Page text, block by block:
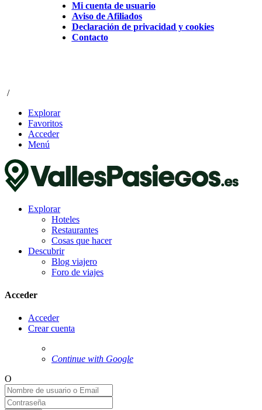
Mi cuenta de usuario
Aviso de Afiliados
Declaración de privacidad y cookies
Contacto
/
Explorar
Favoritos
Acceder
Menú
Explorar
Hoteles
Restaurantes
Cosas que hacer
Descubrir
Blog viajero
Foro de viajes
Acceder
Acceder
Crear cuenta
Continue with Google
O